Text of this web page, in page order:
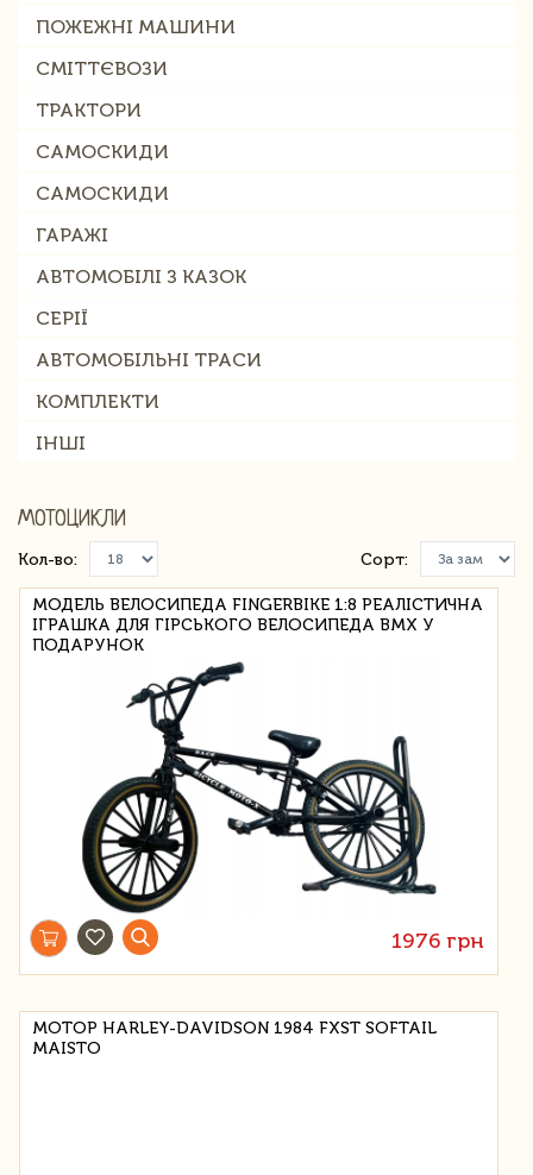
ПОЖЕЖНІ МАШИНИ
СМІТТЄВОЗИ
ТРАКТОРИ
САМОСКИДИ
САМОСКИДИ
ГАРАЖІ
АВТОМОБІЛІ З КАЗОК
СЕРІЇ
АВТОМОБІЛЬНІ ТРАСИ
КОМПЛЕКТИ
ІНШІ
МОТОЦИКЛИ
Кол-во: Сорт:
МОДЕЛЬ ВЕЛОСИПЕДА FINGERBIKE 1:8 РЕАЛІСТИЧНА
ІГРАШКА ДЛЯ ГІРСЬКОГО ВЕЛОСИПЕДА BMX У
ПОДАРУНОК
1976 грн
МОТОР HARLEY-DAVIDSON 1984 FXST SOFTAIL
MAISTO